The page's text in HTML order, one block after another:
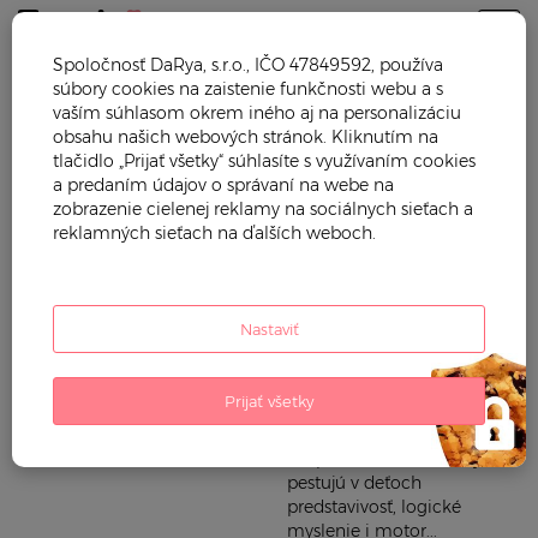
BIG
Starostlivosť o dieťa
Hračky
Trendy Mama vám ponúka
prvotriedne hračky
oceňovanej nemeckej
značky BIG, charakteristické
materiálov, ktoré sú
zdravotne neškodné, vysoko
odolné a recyklovateľné.
Výrobca zároveň kladie
maximálny dôraz na
bezpečnosť detí. Hračky BIG
pestujú v deťoch
predstavivosť, logické
myslenie i motor...
Spoločnosť DaRya, s.r.o., IČO 47849592, používa
súbory cookies na zaistenie funkčnosti webu a s
vaším súhlasom okrem iného aj na personalizáciu
obsahu našich webových stránok. Kliknutím na
tlačidlo „Prijať všetky“ súhlasíte s využívaním cookies
a predaním údajov o správaní na webe na
zobrazenie cielenej reklamy na sociálnych sieťach a
reklamných sieťach na ďalších weboch.
Nastaviť
Prijať všetky